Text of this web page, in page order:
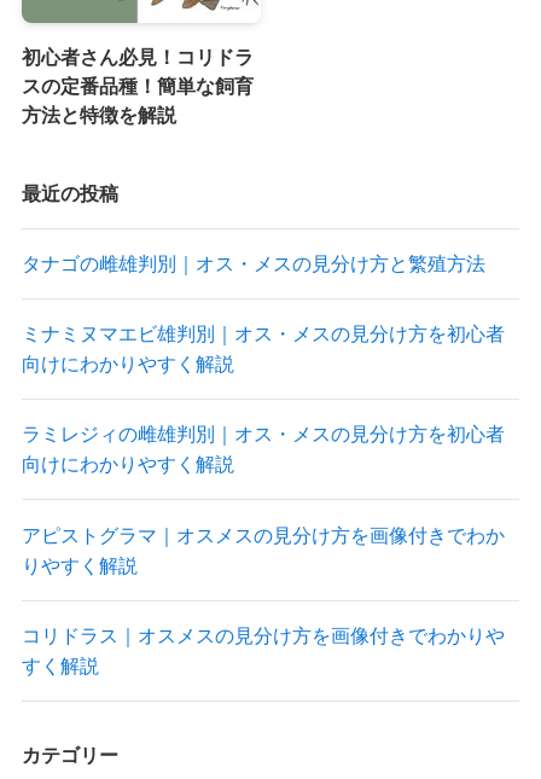
初心者さん必見！コリドラ
スの定番品種！簡単な飼育
方法と特徴を解説
最近の投稿
タナゴの雌雄判別｜オス・メスの見分け方と繁殖方法
ミナミヌマエビ雄判別｜オス・メスの見分け方を初心者
向けにわかりやすく解説
ラミレジィの雌雄判別｜オス・メスの見分け方を初心者
向けにわかりやすく解説
アピストグラマ｜オスメスの見分け方を画像付きでわか
りやすく解説
コリドラス｜オスメスの見分け方を画像付きでわかりや
すく解説
カテゴリー